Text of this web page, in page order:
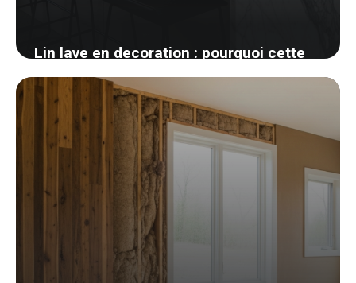
Lin lave en decoration : pourquoi cette
matiere gagne toutes les chambres
26 mai 2026